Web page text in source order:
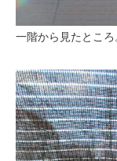
一階から見たところ